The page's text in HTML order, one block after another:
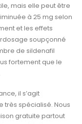
mais elle peut être
à 25 mg selon
et les effets
soupçonné
de sildenafil
fortement que le
il s’agit
très spécialisé. Nous
gratuite partout